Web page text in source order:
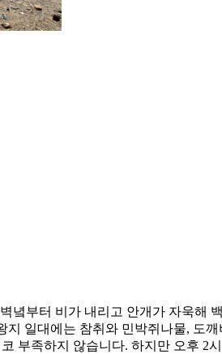
녘부터 비가 내리고 안개가 자욱해
일대에는 참취와 민박쥐나물, 도
부족하지 않습니다. 하지만 오후 2